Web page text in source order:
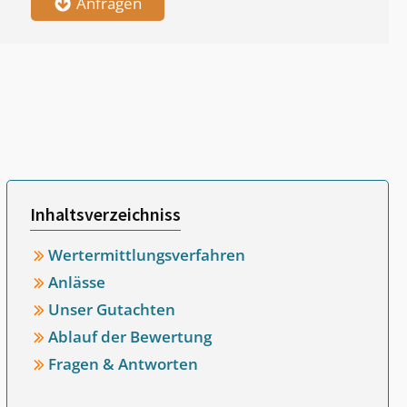
Inhaltsverzeichniss
Wertermittlungsverfahren
Anlässe
Unser Gutachten
Ablauf der Bewertung
Fragen & Antworten